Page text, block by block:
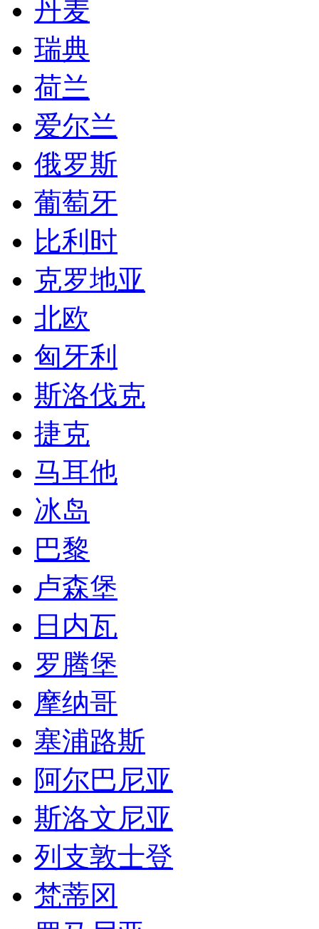
丹麦
瑞典
荷兰
爱尔兰
俄罗斯
葡萄牙
比利时
克罗地亚
北欧
匈牙利
斯洛伐克
捷克
马耳他
冰岛
巴黎
卢森堡
日内瓦
罗腾堡
摩纳哥
塞浦路斯
阿尔巴尼亚
斯洛文尼亚
列支敦士登
梵蒂冈